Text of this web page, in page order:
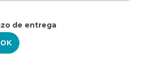
de entrega